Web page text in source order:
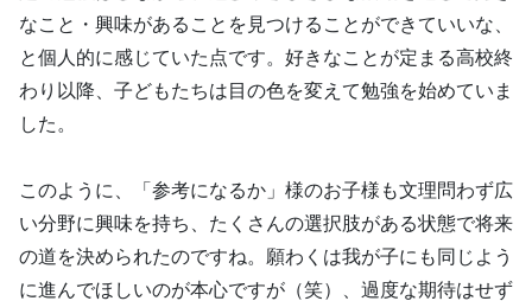
なこと・興味があることを見つけることができていいな、
と個人的に感じていた点です。好きなことが定まる高校終
わり以降、子どもたちは目の色を変えて勉強を始めていま
した。
このように、「参考になるか」様のお子様も文理問わず広
い分野に興味を持ち、たくさんの選択肢がある状態で将来
の道を決められたのですね。願わくは我が子にも同じよう
に進んでほしいのが本心ですが（笑）、過度な期待はせず